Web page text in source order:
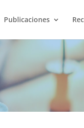
Publicaciones